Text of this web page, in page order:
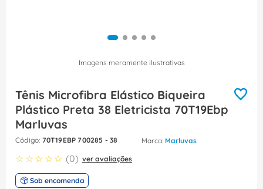
Imagens meramente ilustrativas
Tênis Microfibra Elástico Biqueira
Plástico Preta 38 Eletricista 70T19Ebp
Marluvas
: 70T19EBP 700285 - 38 Marluvas
☆ ☆ ☆ ☆ ☆ (0) ver avaliações
Sob encomenda